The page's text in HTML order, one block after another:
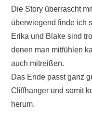
Die Story überrascht
überwiegend finde ich
Erika und Blake sind
denen man mitfühlen
auch mitreißen.
Das Ende passt ganz
Cliffhanger und somit
herum.